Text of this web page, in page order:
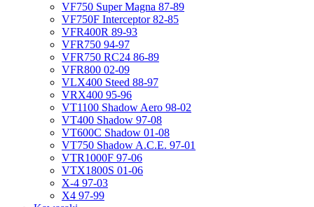
VF750 Super Magna 87-89
VF750F Interceptor 82-85
VFR400R 89-93
VFR750 94-97
VFR750 RC24 86-89
VFR800 02-09
VLX400 Steed 88-97
VRX400 95-96
VT1100 Shadow Aero 98-02
VT400 Shadow 97-08
VT600C Shadow 01-08
VT750 Shadow A.C.E. 97-01
VTR1000F 97-06
VTX1800S 01-06
X-4 97-03
X4 97-99